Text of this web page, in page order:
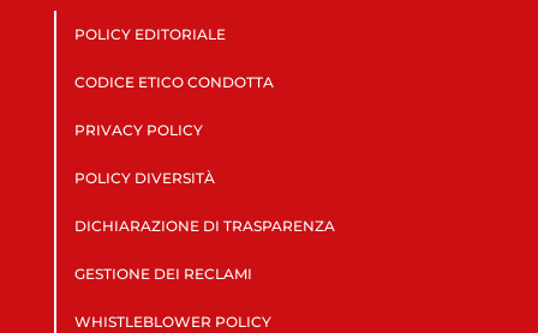
POLICY EDITORIALE
CODICE ETICO CONDOTTA
PRIVACY POLICY
POLICY DIVERSITÀ
DICHIARAZIONE DI TRASPARENZA
GESTIONE DEI RECLAMI
WHISTLEBLOWER POLICY